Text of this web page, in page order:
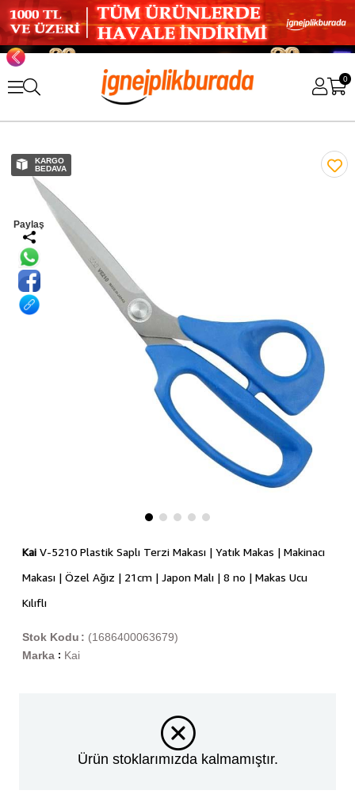
0
KARGO
BEDAVA
Paylaş
KaiV-5210 Plastik Saplı Terzi Makası | Yatık Makas | Makinacı
Makası | Özel Ağız | 21cm | Japon Malı | 8 no | Makas Ucu
Kılıflı
(1686400063679)
Stok Kodu
Marka : Kai
Ürün stoklarımızda kalmamıştır.